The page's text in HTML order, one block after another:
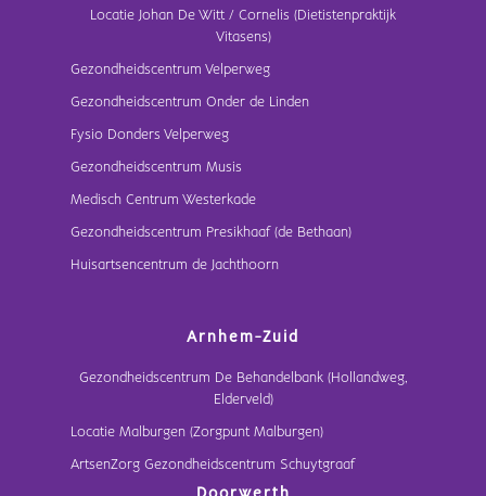
Locatie Johan De Witt / Cornelis (Dietistenpraktijk
Vitasens)
Gezondheidscentrum Velperweg
Gezondheidscentrum Onder de Linden
Fysio Donders Velperweg
Gezondheidscentrum Musis
Medisch Centrum Westerkade
Gezondheidscentrum Presikhaaf (de Bethaan)
Huisartsencentrum de Jachthoorn
Arnhem-Zuid
Gezondheidscentrum De Behandelbank (Hollandweg,
Elderveld)
Locatie Malburgen (Zorgpunt Malburgen)
ArtsenZorg Gezondheidscentrum Schuytgraaf